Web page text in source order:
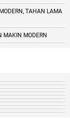
TAHAN LAMA
MAKIN MODERN